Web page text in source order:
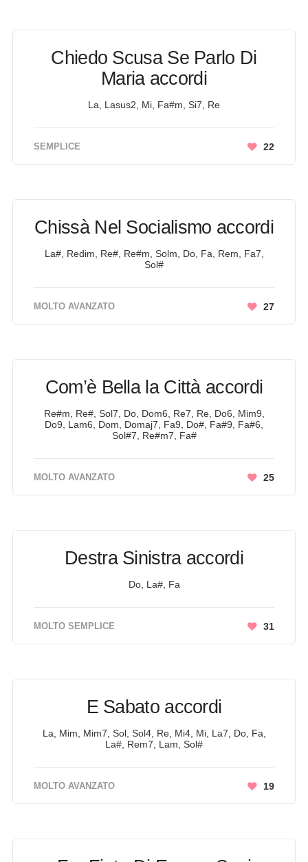
Chiedo Scusa Se Parlo Di
Maria accordi
La, Lasus2, Mi, Fa#m, Si7, Re
SEMPLICE 22
Chissà Nel Socialismo accordi
La#, Redim, Re#, Re#m, Solm, Do, Fa, Rem, Fa7,
Sol#
MOLTO AVANZATO 27
Com’è Bella la Città accordi
Re#m, Re#, Sol7, Do, Dom6, Re7, Re, Do6, Mim9,
Do9, Lam6, Dom, Domaj7, Fa9, Do#, Fa#9, Fa#6,
Sol#7, Re#m7, Fa#
MOLTO AVANZATO 25
Destra Sinistra accordi
Do, La#, Fa
MOLTO SEMPLICE 31
E Sabato accordi
La, Mim, Mim7, Sol, Sol4, Re, Mi4, Mi, La7, Do, Fa,
La#, Rem7, Lam, Sol#
MOLTO AVANZATO 19